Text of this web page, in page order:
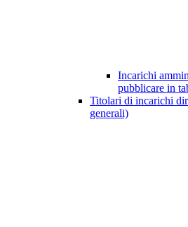
Incarichi
pubblicare in
Titolari di incarichi
generali)